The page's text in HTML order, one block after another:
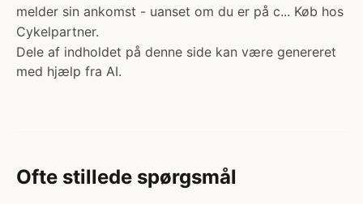
melder sin ankomst - uanset om du er på c... Køb hos
Cykelpartner.
Dele af indholdet på denne side kan være genereret
med hjælp fra AI.
Ofte stillede spørgsmål